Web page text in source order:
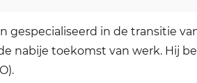
in de transitie
nabije toekomst van werk. Hij